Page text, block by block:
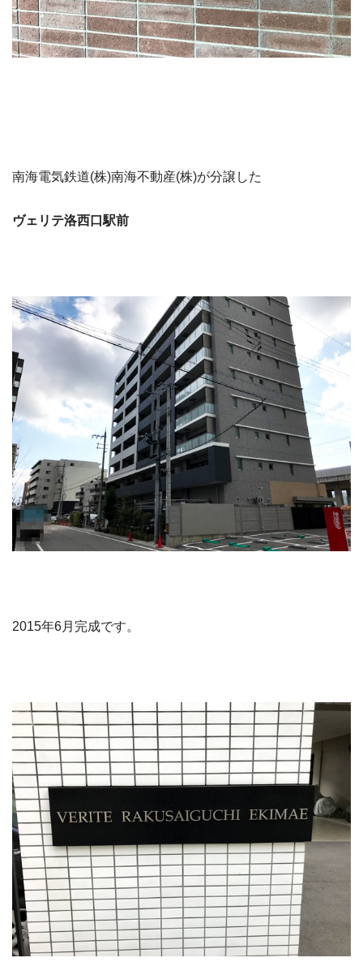
南海電気鉄道(株)南海不動産(株)が分譲した
ヴェリテ洛西口駅前
2015年6月完成です。